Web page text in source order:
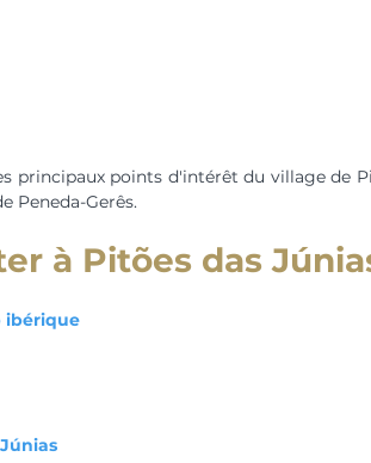
principaux points d'intérêt du village de
Peneda-Gerês.
à Pitões das
ibérique